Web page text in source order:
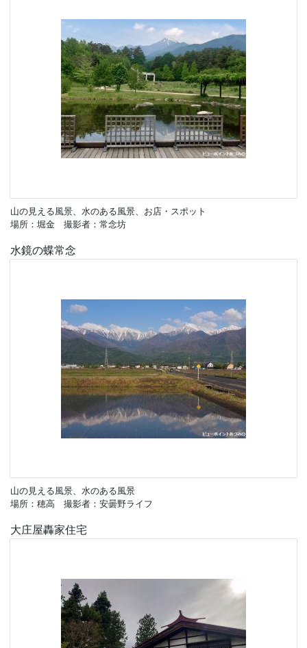
山の見える風景、水のある風景、お店・スポット
場所：堀金 撮影者：常念坊
水鏡の蝶常念
山の見える風景、水のある風景
場所：穂高 撮影者：安曇野ライフ
大庄屋轟家住宅